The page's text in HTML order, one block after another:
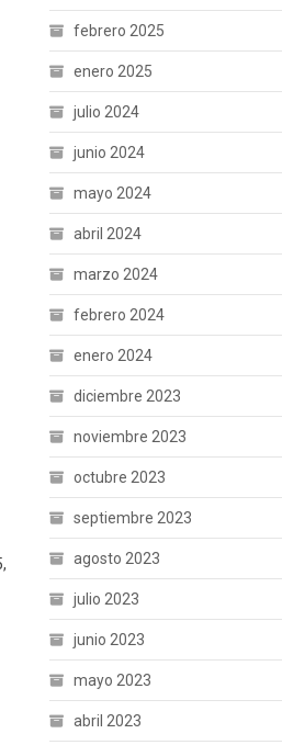
febrero 2025
enero 2025
julio 2024
junio 2024
mayo 2024
abril 2024
marzo 2024
febrero 2024
enero 2024
diciembre 2023
noviembre 2023
octubre 2023
septiembre 2023
agosto 2023
julio 2023
junio 2023
mayo 2023
abril 2023